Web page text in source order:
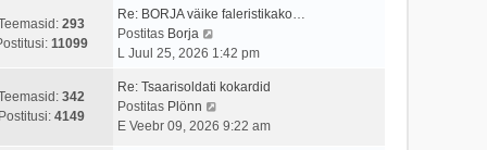
i
u
t
p
o
t
i
u
a
o
t
v
m
a
t
293
11099
Re: BORJA väike faleristikako…
Postitas Borja
a
t
a
v
L Juul 25, 2026 1:42 pm
342
Postitusi: 4149
Re: Tsaarisoldati kokardid
Postitas Plönn
a
E Veebr 09, 2026 9:22 am